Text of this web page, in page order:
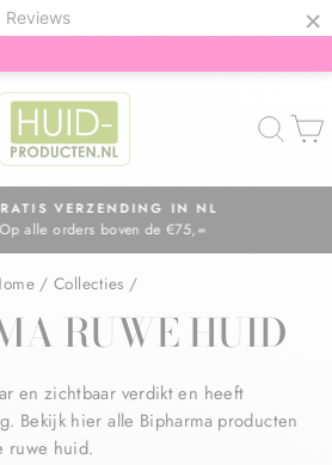
Reviews ×
Diavoorstelling
VERZENDING IN NL
orders boven de €75,=
/ Collecties /
RUWE HUID
en zichtbaar verdikt en heeft
Bekijk hier alle Bipharma producten
ruwe huid.